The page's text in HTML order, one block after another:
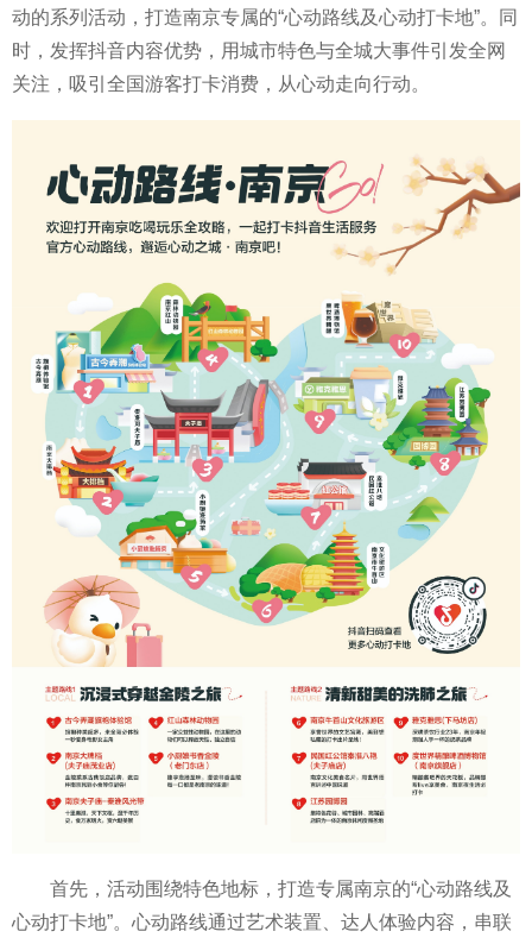
动的系列活动，打造南京专属的“心动路线及心动打卡地”。同
时，发挥抖音内容优势，用城市特色与全城大事件引发全网
关注，吸引全国游客打卡消费，从心动走向行动。
首先，活动围绕特色地标，打造专属南京的“心动路线及
心动打卡地”。心动路线通过艺术装置、达人体验内容，串联